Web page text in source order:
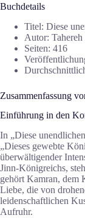
Buchdetails
Titel: Diese
Autor:
Seiten: 416
Zusammenfassung
Einführung in den
In „Diese
„Dieses gewebte
überwältigender
Jinn-Königreichs,
gehört Kamran, dem
Liebe, die von
leidenschaftlichen
Aufruhr.